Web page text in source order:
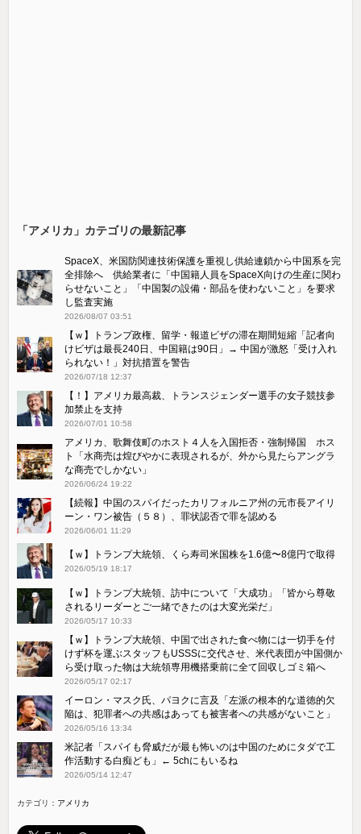
「アメリカ」カテゴリの最新記事
SpaceX、米国防関連技術保護を重視し供給連鎖から中国系を完
全排除へ 供給業者に「中国籍人員をSpaceX向けの生産に関わ
らせないこと」「中国製の設備・部品を使わないこと」を要求
し監査実施
2026/08/07 03:51
【ｗ】トランプ政権、留学・報道ビザの滞在期間短縮「記者向
けビザは最長240日、中国籍は90日」→ 中国が激怒「受け​入れ
られない！」対抗措置を警告
2026/07/18 12:37
【！】アメリカ最高裁、トランスジェンダー選手の女子競技参
加禁止を支持
2026/07/01 10:58
アメリカ、歌舞伎町のホスト４人を入国拒否・強制帰国 ホス
ト「水商売は煌びやかに表現されるが、外から見たらアングラ
な商売でしかない」
2026/06/24 19:22
【続報】中国のスパイだったカリフォルニア州の元市長アイリ
ーン・ワン被告（５８）、罪状認否で罪を認める
2026/06/01 11:29
【ｗ】トランプ大統領、くら寿司米国株を1.6億〜8億円で取得
2026/05/19 18:17
【ｗ】トランプ大統領、訪中について「大成功」「皆から尊敬
されるリーダーとご一緒できたのは大変光栄だ」
2026/05/17 10:33
【ｗ】トランプ大統領、中国で出された食べ物には一切手を付
けず杯を運ぶスタッフもUSSSに交代させ、米代表団が中国側か
ら受け取った物は大統領専用機搭乗前に全て回収しゴミ箱へ
2026/05/17 02:17
イーロン・マスク氏、パヨクに言及「左派の根本的な道徳的欠
陥は、犯罪者への共感はあっても被害者への共感がないこと」
2026/05/16 13:34
米記者「スパイも脅威だが最も怖いのは中国のためにタダで工
作活動する白痴ども」← 5chにもいるね
2026/05/14 12:47
カテゴリ： アメリカ